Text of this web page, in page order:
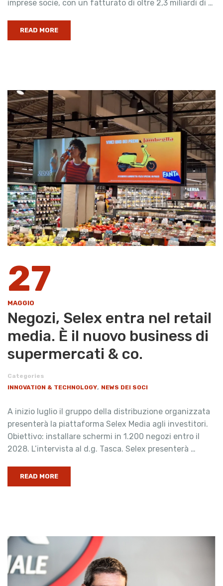
imprese socie, con un fatturato di oltre 2,3 miliardi di …
READ MORE
27
MAGGIO
Negozi, Selex entra nel retail
media. È il nuovo business di
supermercati & co.
Categories
INNOVATION & TECHNOLOGY, NEWS DEI SOCI
A inizio luglio il gruppo della distribuzione organizzata
presenterà la piattaforma Selex Media agli investitori.
Obiettivo: installare schermi in 1.200 negozi entro il
2028. L’intervista al d.g. Tasca. Selex presenterà …
READ MORE